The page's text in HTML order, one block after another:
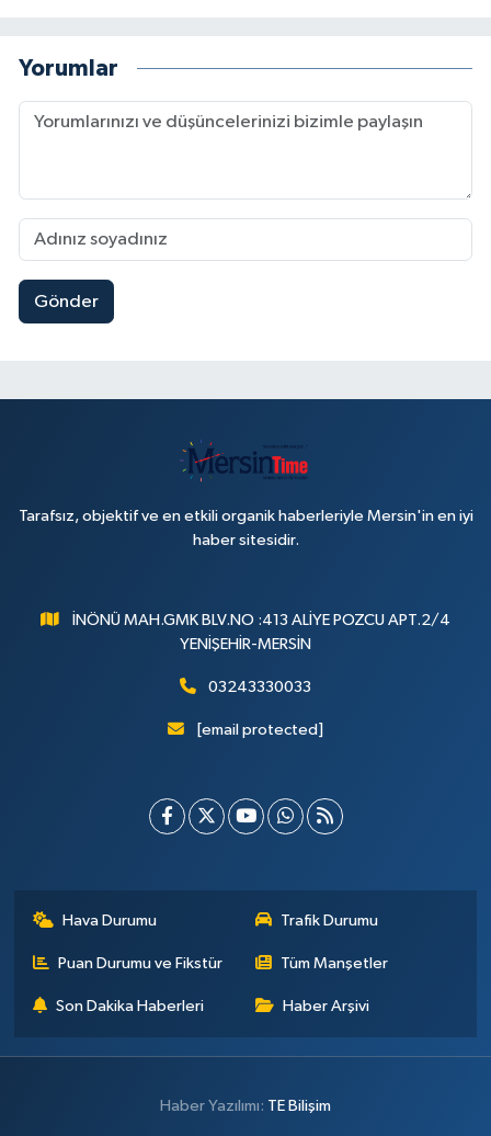
Yorumlar
Gönder
Tarafsız, objektif ve en etkili organik haberleriyle Mersin'in en iyi
haber sitesidir.
İNÖNÜ MAH.GMK BLV.NO :413 ALİYE POZCU APT.2/4
YENİŞEHİR-MERSİN
03243330033
[email protected]
Hava Durumu Trafik Durumu
Puan Durumu ve Fikstür Tüm Manşetler
Son Dakika Haberleri Haber Arşivi
Haber Yazılımı: TE Bilişim